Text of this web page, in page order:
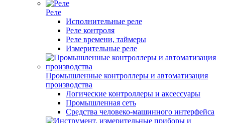
Реле
Исполнительные реле
Реле контроля
Реле времени, таймеры
Измерительные реле
Промышленные контроллеры и автоматизация
производства
Логические контроллеры и аксессуары
Промышленная сеть
Средства человеко-машинного интерфейса